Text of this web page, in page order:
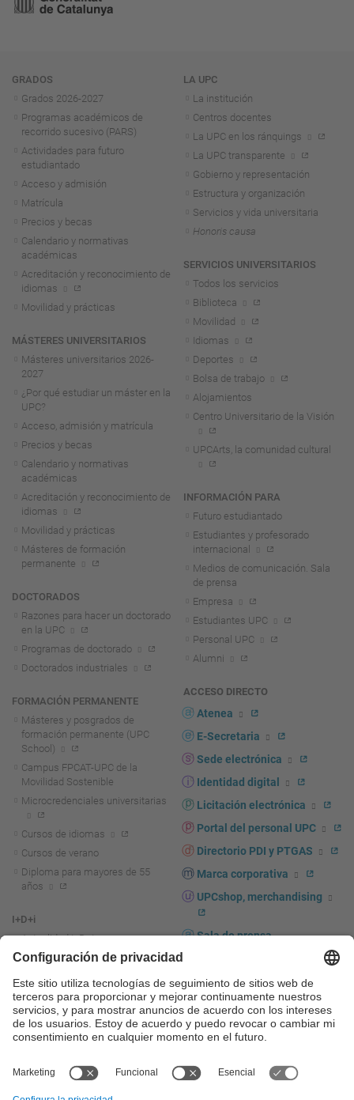
Navegación
GRADOS
Grados 2026-2027
Programas académicos de
recorrido sucesivo (PARS)
Actividades para futuro
estudiantado
Acceso y admisión
Matrícula
Precios y becas
Calendario y normativas
académicas
Acreditación y reconocimiento de
idiomas
Movilidad y prácticas
MÁSTERES UNIVERSITARIOS
Másteres universitarios 2026-
2027
¿Por qué estudiar un máster en la
UPC?
Acceso, admisión y matrícula
Precios y becas
Calendario y normativas
académicas
Acreditación y reconocimiento de
idiomas
Movilidad y prácticas
Másteres de formación
permanente
DOCTORADOS
Razones para hacer un doctorado
en la UPC
Programas de doctorado
Doctorados industriales
FORMACIÓN PERMANENTE
Másteres y posgrados de
formación permanente (UPC
School)
Campus FPCAT-UPC de la
Movilidad Sostenible
Microcredenciales universitarias
Cursos de idiomas
Cursos de verano
Diploma para mayores de 55
años
I+D+i
Actualidad I+D+I
La investigación en la UPC
Fomento y apoyo a la
investigación
La transferencia, el
emprendimiento y la innovación
en la UPC
transferencia, el emprendimiento
LA UPC
La institución
Centros docentes
La UPC en los ránquings
La UPC transparente
Gobierno y representación
Estructura y organización
Servicios y vida universitaria
Honoris causa
SERVICIOS UNIVERSITARIOS
Todos los servicios
Biblioteca
Movilidad
Idiomas
Deportes
Bolsa de trabajo
Alojamientos
Centro Universitario de la Visión
UPCArts, la comunidad cultural
INFORMACIÓN PARA
Futuro estudiantado
Estudiantes y profesorado
internacional
Medios de comunicación. Sala
de prensa
Empresa
Estudiantes UPC
Personal UPC
Alumni
ACCESO DIRECTO
Atenea
E-Secretaria
Sede electrónica
Identidad digital
Licitación electrónica
Portal del personal UPC
Directorio PDI y PTGAS
Marca corporativa
UPCshop, merchandising
Sala de prensa